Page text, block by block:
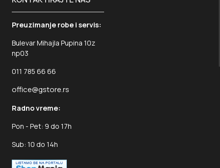
Preuzimanje robe i servis:
Bulevar Mihajla Pupina 10z
np03
011 785 66 66
office@gstore.rs
Radno vreme:
Pon - Pet: 9 do 17h
Sub: 10 do 14h